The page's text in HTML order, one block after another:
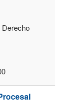
Derecho